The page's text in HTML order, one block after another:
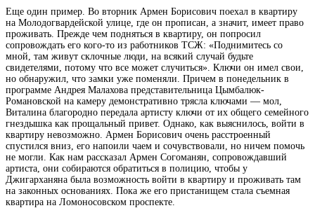
Еще один пример. Во вторник Армен Борисович поехал в квартиру
на Молодогвардейской улице, где он прописан, а значит, имеет право
проживать. Прежде чем подняться в квартиру, он попросил
сопровождать его кого-то из работников ТСЖ: «Поднимитесь со
мной, там живут склочные люди, на всякий случай будьте
свидетелями, потому что все может случиться». Ключи он имел свои,
но обнаружил, что замки уже поменяли. Причем в понедельник в
программе Андрея Малахова представительница Цымбалюк-
Романовской на камеру демонстративно трясла ключами — мол,
Виталина благородно передала артисту ключи от их общего семейного
гнездышка как прощальный привет. Однако, как выяснилось, войти в
квартиру невозможно. Армен Борисович очень расстроенный
спустился вниз, его напоили чаем и сочувствовали, но ничем помочь
не могли. Как нам рассказал Армен Согоманян, сопровождавший
артиста, они собираются обратиться в полицию, чтобы у
Джигарханяна была возможность войти в квартиру и проживать там
на законных основаниях. Пока же его пристанищем стала съемная
квартира на Ломоносовском проспекте.